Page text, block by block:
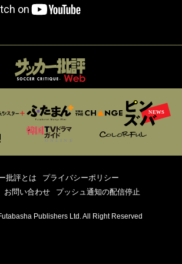
批評とは
プライバシーポリシー
お問い合わせ プッシュ通知の配信停止
Publishers Ltd. All Right Reserved